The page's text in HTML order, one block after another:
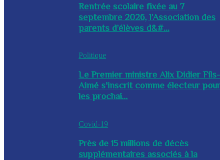
Rentrée scolaire fixée au 7
septembre 2026, l’Association des
parents d’élèves d&#...
Politique
Le Premier ministre Alix Didier Fils-
Aimé s'inscrit comme électeur
les prochai...
Covid-19
Près de 15 millions de décès
supplémentaires associés à la